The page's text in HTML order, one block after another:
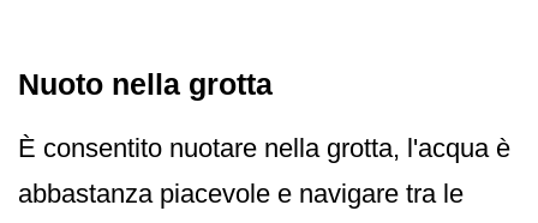
Nuoto nella grotta
È consentito nuotare nella grotta, l'acqua è
abbastanza piacevole e navigare tra le